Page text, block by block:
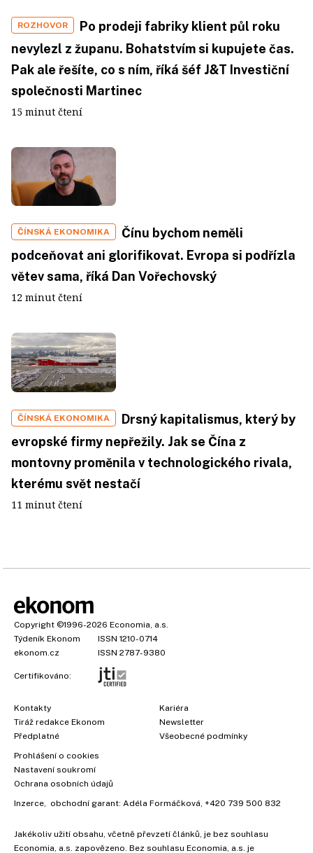
ROZHOVOR
Po prodeji fabriky klient půl roku
nevylezl z županu. Bohatstvím si kupujete čas.
Pak ale řešíte, co s ním, říká šéf J&T Investiční
společnosti Martinec
15 minut čtení
ČÍNSKÁ EKONOMIKA
Čínu bychom neměli
podceňovat ani glorifikovat. Evropa si podřízla
větev sama, říká Dan Vořechovský
12 minut čtení
ČÍNSKÁ EKONOMIKA
Drsný kapitalismus, který by
evropské firmy nepřežily. Jak se Čína z
montovny proměnila v technologického rivala,
kterému svět nestačí
11 minut čtení
Copyright ©1996-2026 Economia, a.s.
Týdeník Ekonom
ISSN 1210-0714
ekonom.cz
ISSN 2787-9380
Certifikováno:
Kontakty
Tiráž redakce Ekonom
Předplatné
Kariéra
Newsletter
Všeobecné podmínky
Prohlášení o cookies
Nastavení soukromí
Ochrana osobních údajů
Inzerce , obchodní garant: Adéla Formáčková +420 739 500 832
Jakékoliv užití obsahu, včetně převzetí článků, je bez souhlasu
Economia, a.s. zapovězeno. Bez souhlasu Economia, a.s. je